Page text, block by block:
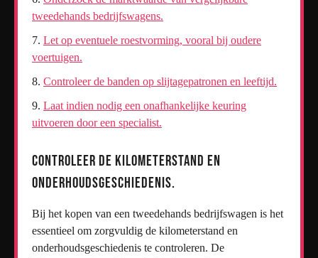
tweedehands bedrijfswagens.
Let op eventuele roestvorming, vooral bij oudere
voertuigen.
Controleer de banden op slijtagepatronen en leeftijd.
Laat indien nodig een onafhankelijke keuring
uitvoeren door een specialist.
Controleer de kilometerstand en
onderhoudsgeschiedenis.
Bij het kopen van een tweedehands bedrijfswagen is het
essentieel om zorgvuldig de kilometerstand en
onderhoudsgeschiedenis te controleren. De